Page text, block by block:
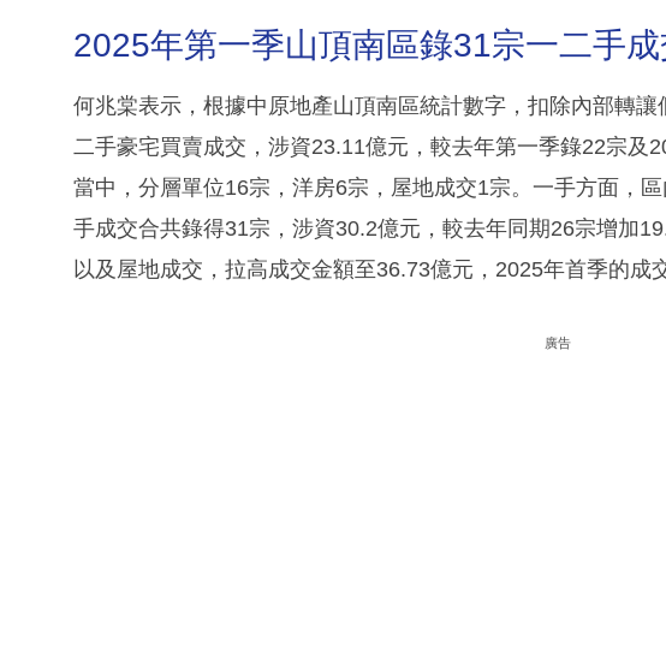
2025年第一季山頂南區錄31宗一二手
何兆棠表示，根據中原地產山頂南區統計數字，扣除內部轉
二手豪宅買賣成交，涉資23.11億元，較去年第一季錄22宗及
當中，分層單位16宗，洋房6宗，屋地成交1宗。一手方面，
手成交合共錄得31宗，涉資30.2億元，較去年同期26宗增加
以及屋地成交，拉高成交金額至36.73億元，2025年首季的成
廣告